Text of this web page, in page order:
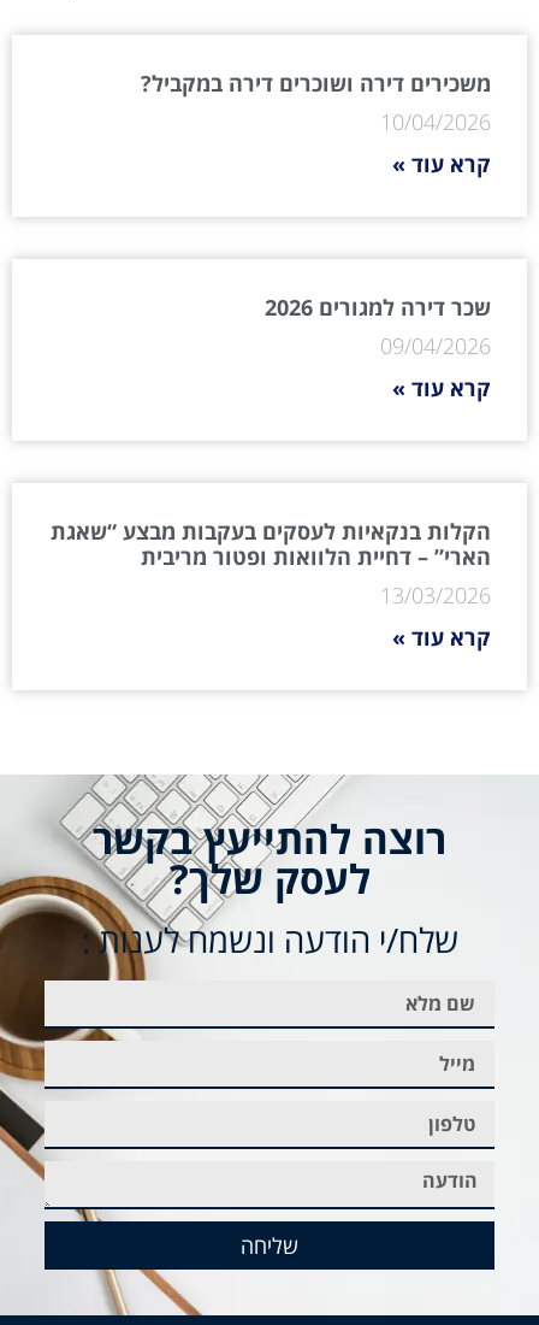
משכירים דירה ושוכרים דירה במקביל?
10/04/2026
קרא עוד »
שכר דירה למגורים 2026
09/04/2026
קרא עוד »
הקלות בנקאיות לעסקים בעקבות מבצע “שאגת
הארי” – דחיית הלוואות ופטור מריבית
13/03/2026
קרא עוד »
רוצה להתייעץ בקשר
לעסק שלך?
שלח/י הודעה ונשמח לענות :
שליחה